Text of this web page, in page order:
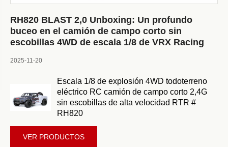
RH820 BLAST 2,0 Unboxing: Un profundo
buceo en el camión de campo corto sin
escobillas 4WD de escala 1/8 de VRX Racing
2025-11-20
Escala 1/8 de explosión 4WD todoterreno
eléctrico RC camión de campo corto 2,4G
sin escobillas de alta velocidad RTR #
RH820
VER PRODUCTOS